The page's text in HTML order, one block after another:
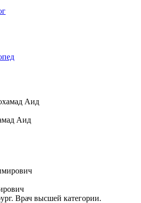
Аид
Врач высшей категории.